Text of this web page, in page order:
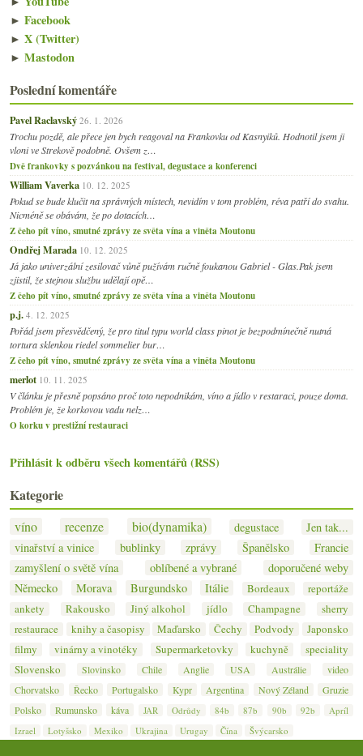
► Facebook
► X (Twitter)
► Mastodon
Poslední komentáře
Pavel Raclavský 26. 1. 2026
Trochu pozdě, ale přece jen bych reagoval na Frankovku od Kasnyiků. Hodnotil jsem ji
vloni ve Strekově podobně. Ovšem z…
Dvě frankovky s pozvánkou na festival, degustace a konferenci
William Vaverka 10. 12. 2025
Pokud se bude klučit na správných místech, nevidím v tom problém, réva patří do svahu.
Nicméně se obávám, že po dotacích…
Z čeho pít víno, smutné zprávy ze světa vína a viněta Moutonu
Ondřej Marada 10. 12. 2025
Já jako univerzální zesilovač vůně pužívám ručně foukanou Gabriel - Glas.Pak jsem
zjistil, že stejnou službu udělají opě…
Z čeho pít víno, smutné zprávy ze světa vína a viněta Moutonu
p.j. 4. 12. 2025
Pořád jsem přesvědčený, že pro titul typu world class pinot je bezpodmínečně nutná
tortura sklenkou riedel sommelier bur…
Z čeho pít víno, smutné zprávy ze světa vína a viněta Moutonu
merlot 10. 11. 2025
V článku je přesně popsáno proč toto nepodnikám, víno a jídlo v restaraci, pouze doma.
Problém je, že korkovou vadu nelz…
O korku v prestižní restauraci
Přihlásit k odběru všech komentářů (RSS)
Kategorie
víno recenze bio(dynamika) degustace
Jen tak...
vinařství a vinice
bublinky zprávy Španělsko
Francie
zamyšlení o světě vína
oblíbené a vybrané
doporučené weby
Německo
Morava Burgundsko Itálie Bordeaux
reportáže
ankety
Rakousko Jiný alkohol jídlo Champagne
sherry
restaurace
knihy a časopisy Maďarsko Čechy Podvody
Japonsko
filmy
vinárny a vinotéky Supermarketovky kuchyně
speciality
Slovensko
Slovinsko Chile Anglie USA Austrálie
video
Chorvatsko
Řecko Portugalsko Kypr Argentina Nový Zéland
Gruzie
Polsko
Rumunsko káva JAR Odrůdy 84b 87b 90b 92b
Apríl
Izrael
Lotyšsko Mexiko Ukrajina Urugay Čína Švýcarsko